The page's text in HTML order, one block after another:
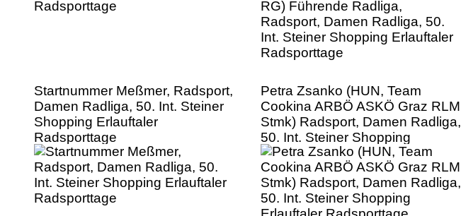
Startnummer Meßmer, Radsport,
Damen Radliga, 50. Int. Steiner
Shopping Erlauftaler
Radsporttage
Petra Zsanko (HUN, Team
Cookina ARBÖ ASKÖ Graz RLM
Stmk) Radsport, Damen Radliga,
50. Int. Steiner Shopping
Erlauftaler Radsporttage